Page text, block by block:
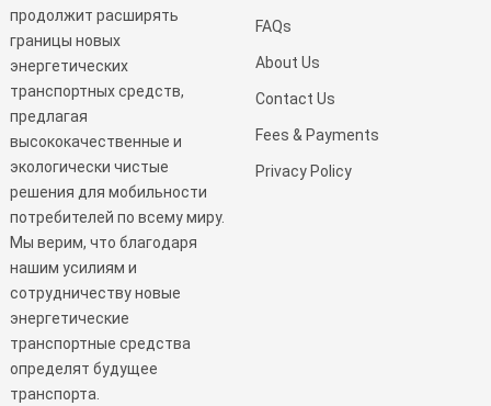
продолжит расширять
границы новых
энергетических
транспортных средств,
предлагая
высококачественные и
экологически чистые
решения для мобильности
потребителей по всему миру.
Мы верим, что благодаря
нашим усилиям и
сотрудничеству новые
энергетические
транспортные средства
определят будущее
транспорта.
FAQs
About Us
Contact Us
Fees & Payments
Privacy Policy